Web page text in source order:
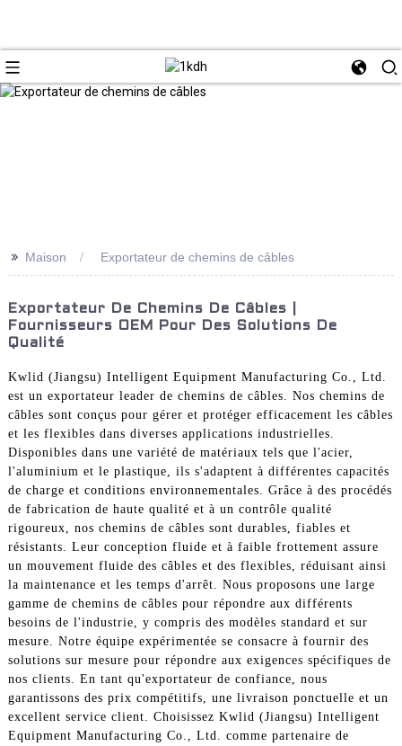
>> Maison Exportateur de chemins de câbles
Exportateur De Chemins De Câbles |
Fournisseurs OEM Pour Des Solutions De
Qualité
Kwlid (Jiangsu) Intelligent Equipment Manufacturing Co., Ltd.
est un exportateur leader de chemins de câbles. Nos chemins de
câbles sont conçus pour gérer et protéger efficacement les câbles
et les flexibles dans diverses applications industrielles.
Disponibles dans une variété de matériaux tels que l'acier,
l'aluminium et le plastique, ils s'adaptent à différentes capacités
de charge et conditions environnementales. Grâce à des procédés
de fabrication de haute qualité et à un contrôle qualité
rigoureux, nos chemins de câbles sont durables, fiables et
résistants. Leur conception fluide et à faible frottement assure
un mouvement fluide des câbles et des flexibles, réduisant ainsi
la maintenance et les temps d'arrêt. Nous proposons une large
gamme de chemins de câbles pour répondre aux différents
besoins de l'industrie, y compris des modèles standard et sur
mesure. Notre équipe expérimentée se consacre à fournir des
solutions sur mesure pour répondre aux exigences spécifiques de
nos clients. En tant qu'exportateur de confiance, nous
garantissons des prix compétitifs, une livraison ponctuelle et un
excellent service client. Choisissez Kwlid (Jiangsu) Intelligent
Equipment Manufacturing Co., Ltd. comme partenaire de